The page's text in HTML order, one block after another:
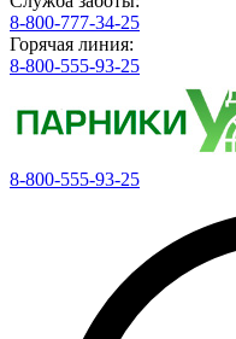
8-800-777-34-25
Горячая линия:
8-800-555-93-25
8-800-555-93-25